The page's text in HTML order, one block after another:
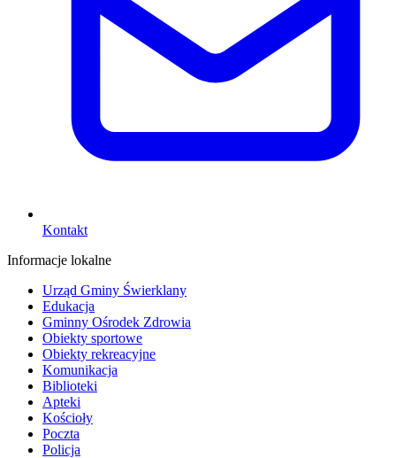
Kontakt
Informacje lokalne
Urząd Gminy Świerklany
Edukacja
Gminny Ośrodek Zdrowia
Obiekty sportowe
Obiekty rekreacyjne
Komunikacja
Biblioteki
Apteki
Kościoły
Poczta
Policja